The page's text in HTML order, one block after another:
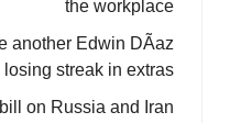
the workplace
another Edwin DÃ­az
streak in extras
on Russia and Iran